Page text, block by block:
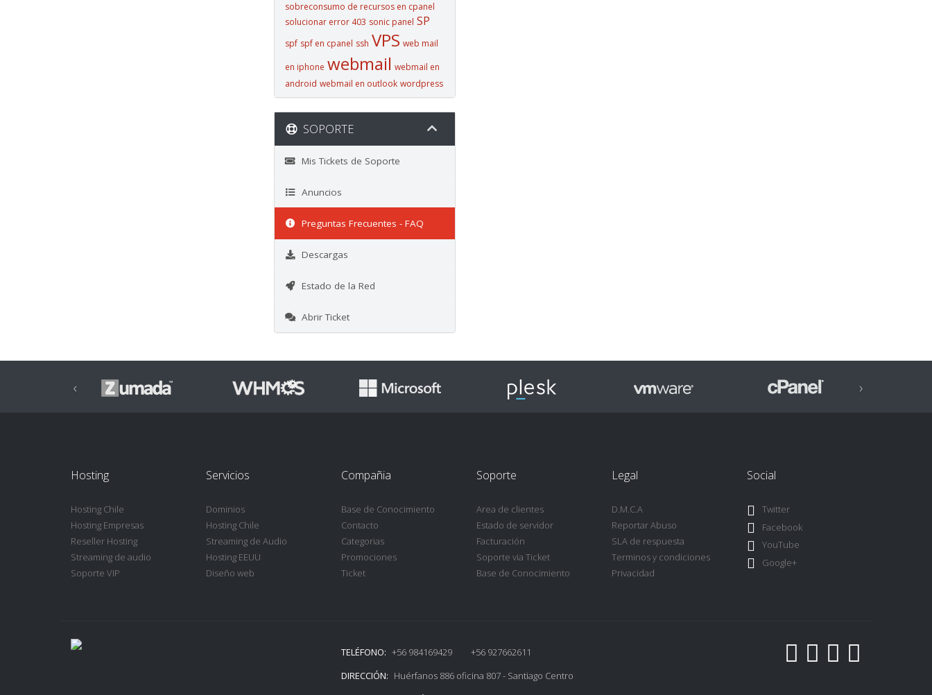
sobreconsumo de recursos en cpanel
solucionar error 403 sonic panel SP
spf spf en cpanel ssh VPS web mail
en iphone webmail webmail en
android webmail en outlook wordpress
SOPORTE
Mis Tickets de Soporte
Anuncios
Preguntas Frecuentes - FAQ
Descargas
Estado de la Red
Abrir Ticket
‹ ›
Hosting
Hosting Chile
Hosting Empresas
Reseller Hosting
Streaming de audio
Soporte VIP
Servicios
Dominios
Hosting Chile
Streaming de Audio
Hosting EEUU
Diseño web
Compañia
Base de Conocimiento
Contacto
Categorias
Promociones
Ticket
Soporte
Area de clientes
Estado de servidor
Facturación
Soporte via Ticket
Base de Conocimiento
Legal
D.M.C.A
Reportar Abuso
SLA de respuesta
Terminos y condiciones
Privacidad
Social
Twitter
Facebook
YouTube
Google+
TELÉFONO: +56 984169429 +56 927662611
DIRECCIÓN: Huérfanos 886 oficina 807 - Santiago Centro